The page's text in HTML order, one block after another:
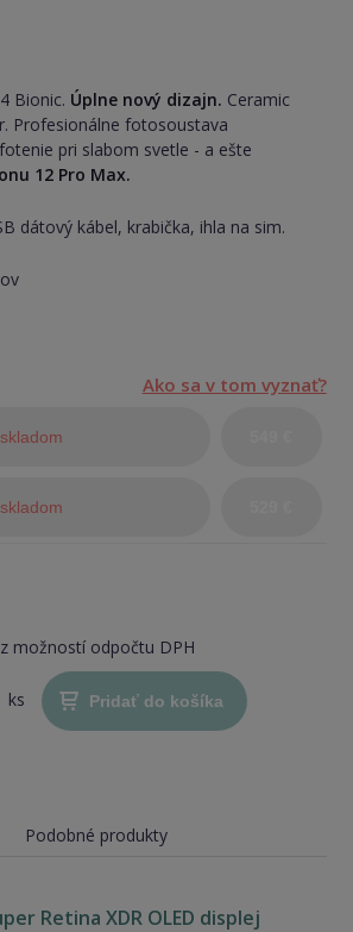
Bionic. Úplne nový dizajn. Ceramic
Profesionálne fotosoustava
pri slabom svetle - a ešte
12 Pro Max.
dátový kábel, krabička, ihla na sim.
Ako sa v tom vyznať?
možností odpočtu DPH
ks Pridať do košíka
Podobné produkty
Retina XDR OLED displej